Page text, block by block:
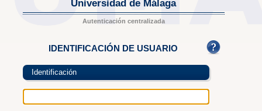
Universidad de Málaga
Autenticación centralizada
IDENTIFICACIÓN DE USUARIO
Identificación